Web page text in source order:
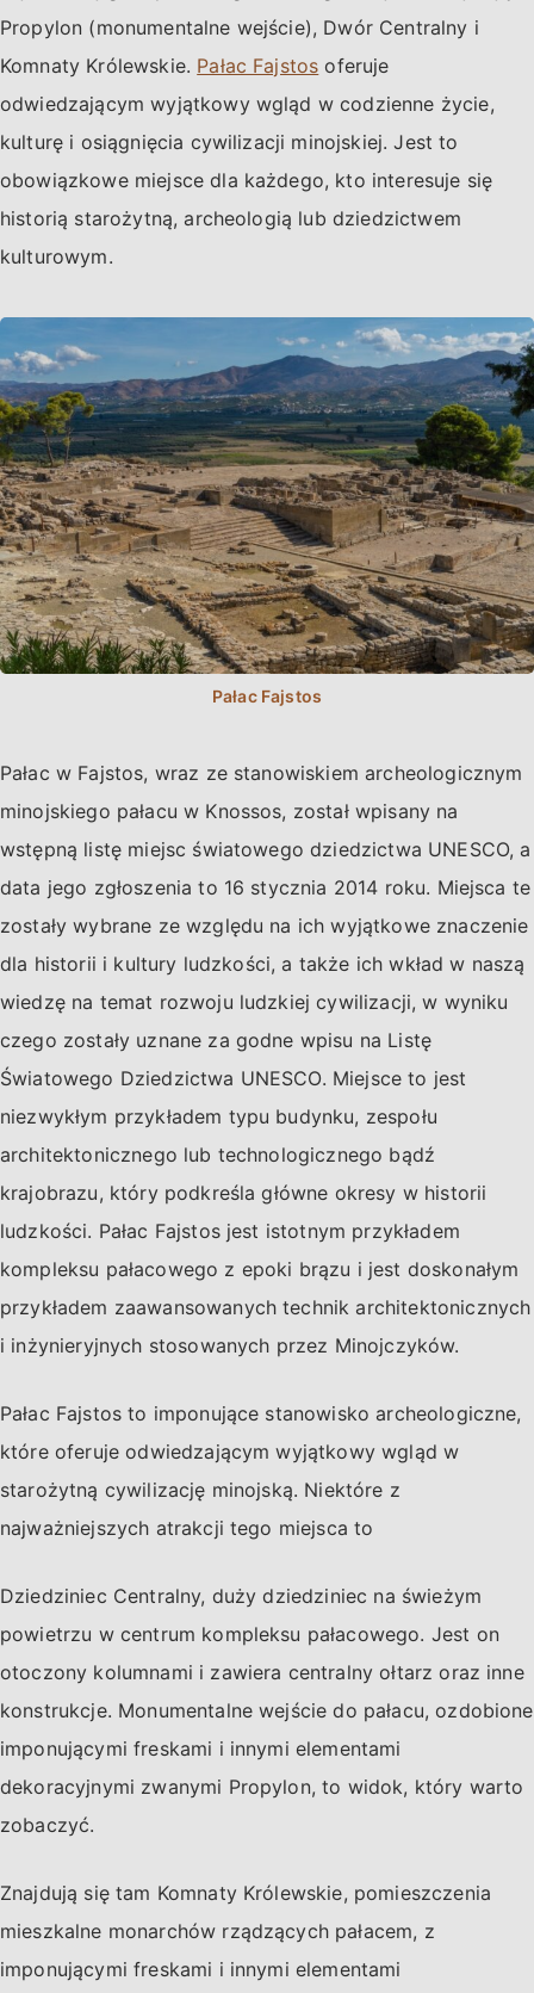
Propylon (monumentalne wejście), Dwór Centralny i
Komnaty Królewskie. Pałac Fajstos oferuje
odwiedzającym wyjątkowy wgląd w codzienne życie,
kulturę i osiągnięcia cywilizacji minojskiej. Jest to
obowiązkowe miejsce dla każdego, kto interesuje się
historią starożytną, archeologią lub dziedzictwem
kulturowym.
Pałac w Fajstos, wraz ze stanowiskiem archeologicznym
minojskiego pałacu w Knossos, został wpisany na
wstępną listę miejsc światowego dziedzictwa UNESCO, a
data jego zgłoszenia to 16 stycznia 2014 roku. Miejsca te
zostały wybrane ze względu na ich wyjątkowe znaczenie
dla historii i kultury ludzkości, a także ich wkład w naszą
wiedzę na temat rozwoju ludzkiej cywilizacji, w wyniku
czego zostały uznane za godne wpisu na Listę
Światowego Dziedzictwa UNESCO. Miejsce to jest
niezwykłym przykładem typu budynku, zespołu
architektonicznego lub technologicznego bądź
krajobrazu, który podkreśla główne okresy w historii
ludzkości. Pałac Fajstos jest istotnym przykładem
kompleksu pałacowego z epoki brązu i jest doskonałym
przykładem zaawansowanych technik architektonicznych
i inżynieryjnych stosowanych przez Minojczyków.
Pałac Fajstos to imponujące stanowisko archeologiczne,
które oferuje odwiedzającym wyjątkowy wgląd w
starożytną cywilizację minojską. Niektóre z
najważniejszych atrakcji tego miejsca to
Dziedziniec Centralny, duży dziedziniec na świeżym
powietrzu w centrum kompleksu pałacowego. Jest on
otoczony kolumnami i zawiera centralny ołtarz oraz inne
konstrukcje. Monumentalne wejście do pałacu, ozdobione
imponującymi freskami i innymi elementami
dekoracyjnymi zwanymi Propylon, to widok, który warto
zobaczyć.
Znajdują się tam Komnaty Królewskie, pomieszczenia
mieszkalne monarchów rządzących pałacem, z
imponującymi freskami i innymi elementami